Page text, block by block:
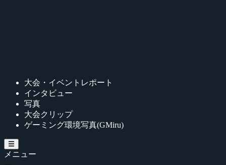
大会・イベントレポート
インタビュー
写真
大会クリップ
ゲーミング環境写真(GMiru)
メニュー